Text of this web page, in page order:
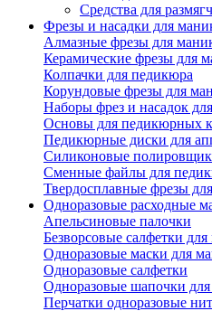
Средства для
Фрезы и насадки для
Алмазные фрезы для
Керамические фрезы для
Колпачки для педикюра
Корундовые фрезы для
Наборы фрез и насадок
Основы для педикюрных
Педикюрные диски для
Силиконовые
Сменные файлы для
Твердосплавные фрезы
Одноразовые расходные
Апельсиновые палочки
Безворсовые салфетки
Одноразовые маски для
Одноразовые салфетки
Одноразовые шапочки
Перчатки одноразовые